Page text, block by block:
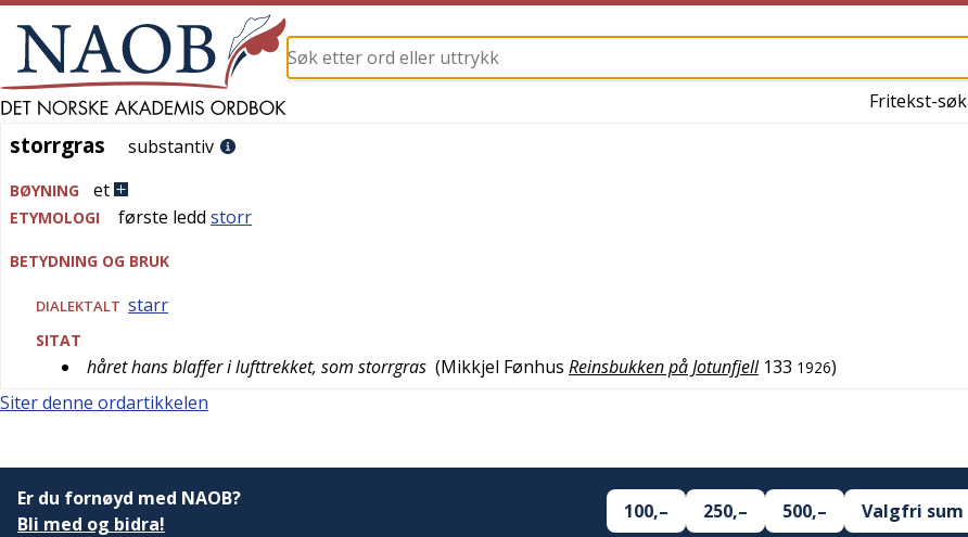
Fritekst-søk
storrgras
storrgras substantiv
BØYNING et
ETYMOLOGI første ledd storr
BETYDNING OG BRUK
DIALEKTALT starr
SITAT
håret hans blaffer i lufttrekket, som storrgras (Mikkjel Fønhus Reinsbukken på Jotunfjell 133 1926)
Siter denne ordartikkelen
Er du fornøyd med NAOB?
Bli med og bidra!
100,– 250,– 500,– Valgfri sum